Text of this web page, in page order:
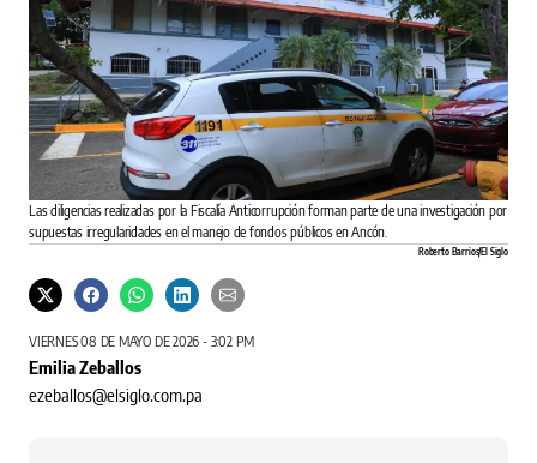
Las diligencias realizadas por la Fiscalía Anticorrupción forman parte de una investigación por
supuestas irregularidades en el manejo de fondos públicos en Ancón.
Roberto Barrios/El Siglo
VIERNES 08 DE MAYO DE 2026 - 3:02 PM
Emilia Zeballos
ezeballos@elsiglo.com.pa